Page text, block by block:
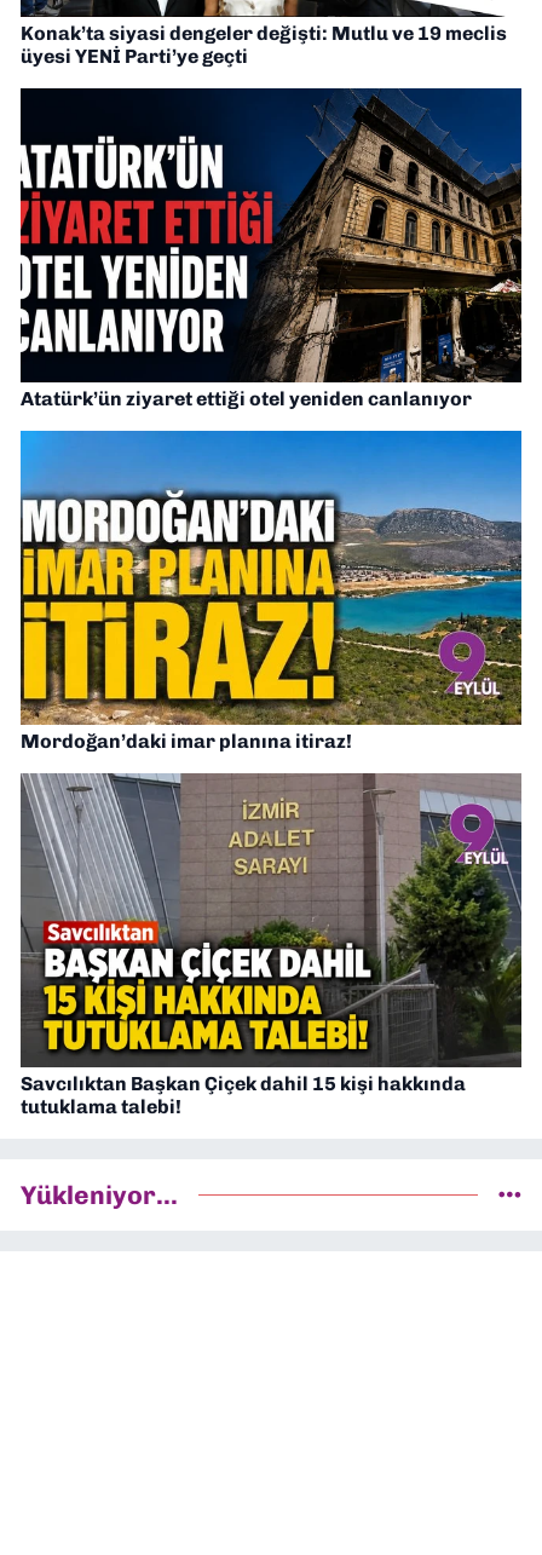
Konak’ta siyasi dengeler değişti: Mutlu ve 19 meclis
üyesi YENİ Parti’ye geçti
Atatürk’ün ziyaret ettiği otel yeniden canlanıyor
Mordoğan’daki imar planına itiraz!
Savcılıktan Başkan Çiçek dahil 15 kişi hakkında
tutuklama talebi!
Yükleniyor...